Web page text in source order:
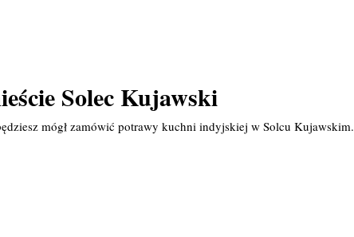
Solec Kujawski
mógł zamówić potrawy kuchni indyjskiej w Solcu Kujawskim.